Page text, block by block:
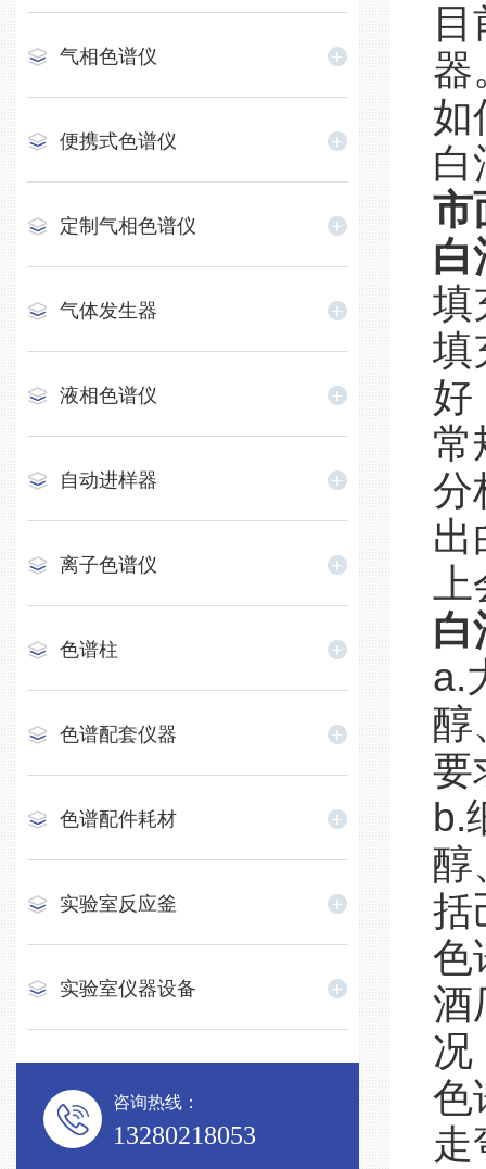
气相色谱仪
便携式色谱仪
定制气相色谱仪
气体发生器
液相色谱仪
自动进样器
离子色谱仪
色谱柱
色谱配套仪器
色谱配件耗材
实验室反应釜
实验室仪器设备
咨询热线：
13280218053
器
如
白
市
白
填
填
好
常
分
出
白
a.
醇
要
b.
醇
括
色
酒
况
色
走